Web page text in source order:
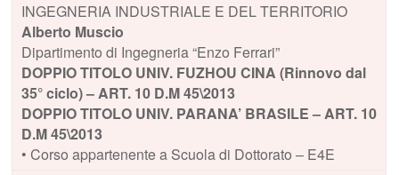
INGEGNERIA INDUSTRIALE E DEL TERRITORIO
Alberto Muscio
Dipartimento di Ingegneria “Enzo Ferrari”
DOPPIO TITOLO UNIV. FUZHOU CINA (Rinnovo dal
35° ciclo) – ART. 10 D.M 45\2013
DOPPIO TITOLO UNIV. PARANA’ BRASILE – ART. 10
D.M 45\2013
• Corso appartenente a Scuola di Dottorato – E4E